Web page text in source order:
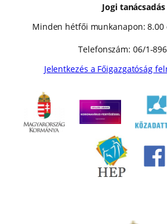
Jogi tanácsadás
Minden hétfői munkanapon: 8.00
Telefonszám: 06/1-
Jelentkezés a Főigazgatóság